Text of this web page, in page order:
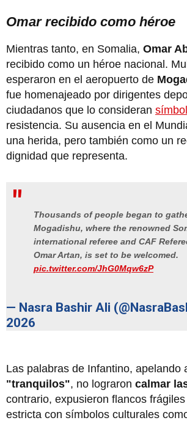
Omar recibido como héroe
Mientras tanto, en Somalia, Omar
recibido como un héroe nacional.
esperaron en el aeropuerto de
fue homenajeado por dirigentes
ciudadanos que lo consideran
resistencia. Su ausencia en el
una herida, pero también como un
dignidad que representa.
Thousands of people began to
Mogadishu, where the renowned
international referee and CAF
Omar Artan, is set to be welcomed.
pic.twitter.com/JhG0Mqw6zP
— Nasra Bashir Ali
2026
Las palabras de Infantino, apelando
"tranquilos", no lograron calmar
contrario, expusieron flancos
estricta con símbolos culturales